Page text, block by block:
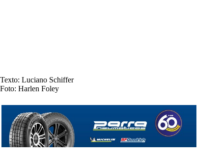
Texto: Luciano Schiffer
Foto: Harlen Foley